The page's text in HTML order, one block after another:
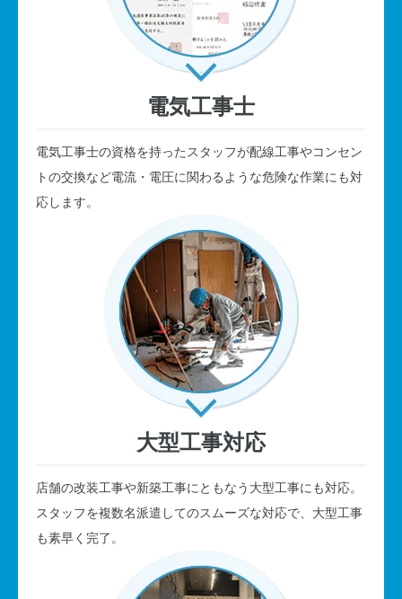
電気工事士
電気工事士の資格を持ったスタッフが配線工事やコンセン
トの交換など電流・電圧に関わるような危険な作業にも対
応します。
大型工事対応
店舗の改装工事や新築工事にともなう大型工事にも対応。
スタッフを複数名派遣してのスムーズな対応で、大型工事
も素早く完了。